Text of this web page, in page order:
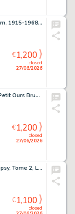
CHAVAL (Yvan Francis Le Louarn, 1915-1968) Le Diamant. Encre...
closed
27/06/2026
€1,200
Danièle BOUR (Née en 1939) Petit Ours Brun n° 322....
closed
27/06/2026
€1,200
MARINI, Enrico (né en 1969) Gipsy, Tome 2, Les feux...
closed
€1,100